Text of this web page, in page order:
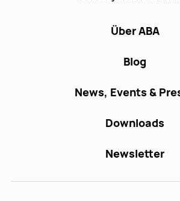
Über ABA
Blog
News, Events &
Downloads
Newsletter